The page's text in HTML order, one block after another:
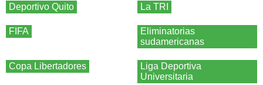
Deportivo Quito La TRI
FIFA
Eliminatorias
sudamericanas
Copa Libertadores
Liga Deportiva
Universitaria